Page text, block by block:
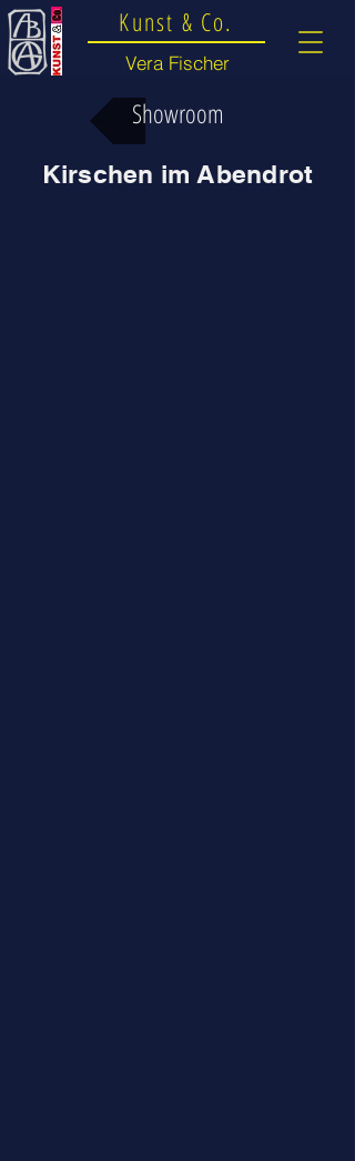
Kunst & Co.
Vera Fischer
Showroom
Kirschen im Abendrot